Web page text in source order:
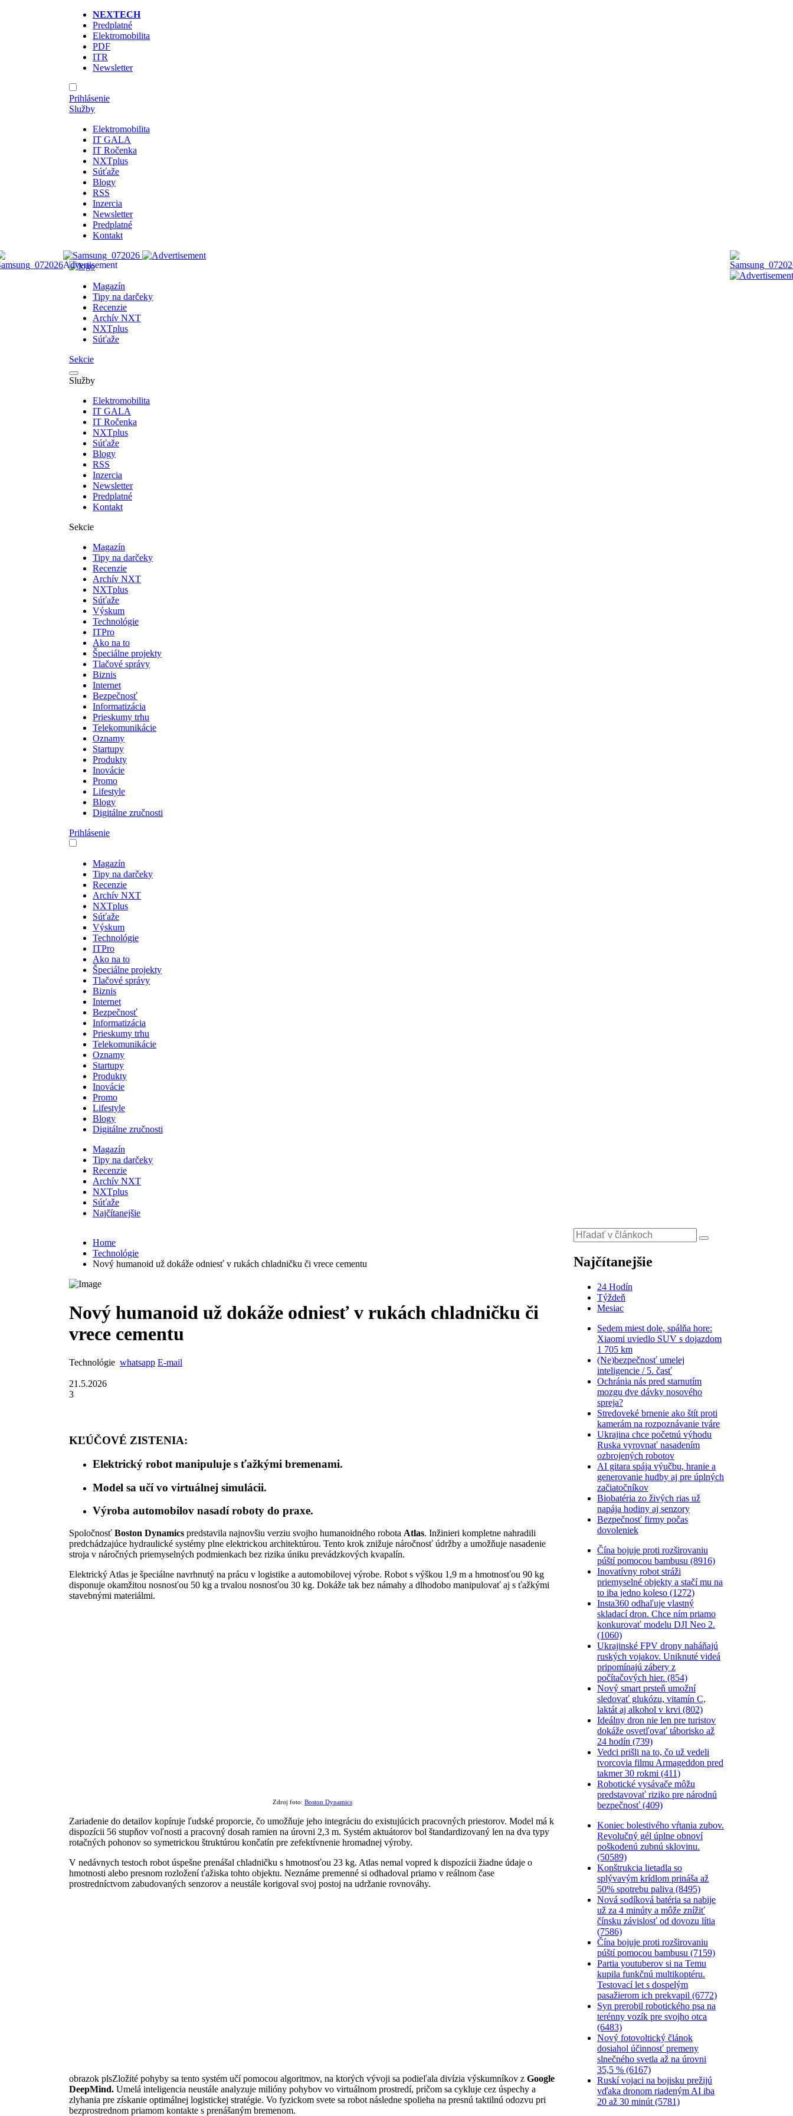
NEXTECH
Predplatné
Elektromobilita
PDF
ITR
Newsletter
Prihlásenie
Služby
Elektromobilita
IT GALA
IT Ročenka
NXTplus
Súťaže
Blogy
RSS
Inzercia
Newsletter
Predplatné
Kontakt
Magazín
Tipy na darčeky
Recenzie
Archív NXT
NXTplus
Súťaže
Sekcie
Služby
Elektromobilita
IT GALA
IT Ročenka
NXTplus
Súťaže
Blogy
RSS
Inzercia
Newsletter
Predplatné
Kontakt
Sekcie
Magazín
Tipy na darčeky
Recenzie
Archív NXT
NXTplus
Súťaže
Výskum
Technológie
ITPro
Ako na to
Špeciálne projekty
Tlačové správy
Biznis
Internet
Bezpečnosť
Informatizácia
Prieskumy trhu
Telekomunikácie
Oznamy
Startupy
Produkty
Inovácie
Promo
Lifestyle
Blogy
Digitálne zručnosti
Prihlásenie
Magazín
Tipy na darčeky
Recenzie
Archív NXT
NXTplus
Súťaže
Výskum
Technológie
ITPro
Ako na to
Špeciálne projekty
Tlačové správy
Biznis
Internet
Bezpečnosť
Informatizácia
Prieskumy trhu
Telekomunikácie
Oznamy
Startupy
Produkty
Inovácie
Promo
Lifestyle
Blogy
Digitálne zručnosti
Magazín
Tipy na darčeky
Recenzie
Archív NXT
NXTplus
Súťaže
Najčítanejšie
Home
Technológie
Nový humanoid už dokáže odniesť v rukách chladničku či vrece cementu
Nový humanoid už dokáže odniesť v rukách chladničku či
vrece cementu
Technológie whatsapp E-mail
21.5.2026
3
KĽÚČOVÉ ZISTENIA:
Elektrický robot manipuluje s ťažkými bremenami.
Model sa učí vo virtuálnej simulácii.
Výroba automobilov nasadí roboty do praxe.
Spoločnosť Boston Dynamics predstavila najnovšiu verziu svojho humanoidného robota Atlas. Inžinieri kompletne nahradili
predchádzajúce hydraulické systémy plne elektrickou architektúrou. Tento krok znižuje náročnosť údržby a umožňuje nasadenie
stroja v náročných priemyselných podmienkach bez rizika úniku prevádzkových kvapalín.
Elektrický Atlas je špeciálne navrhnutý na prácu v logistike a automobilovej výrobe. Robot s výškou 1,9 m a hmotnosťou 90 kg
disponuje okamžitou nosnosťou 50 kg a trvalou nosnosťou 30 kg. Dokáže tak bez námahy a dlhodobo manipulovať aj s ťažkými
stavebnými materiálmi.
Zdroj foto: Boston Dynamics
Zariadenie do detailov kopíruje ľudské proporcie, čo umožňuje jeho integráciu do existujúcich pracovných priestorov. Model má k
dispozícii 56 stupňov voľnosti a pracovný dosah ramien na úrovni 2,3 m. Systém aktuátorov bol štandardizovaný len na dva typy
rotačných pohonov so symetrickou štruktúrou končatín pre zefektívnenie hromadnej výroby.
V nedávnych testoch robot úspešne prenášal chladničku s hmotnosťou 23 kg. Atlas nemal vopred k dispozícii žiadne údaje o
hmotnosti alebo presnom rozložení ťažiska tohto objektu. Neznáme premenné si odhadoval priamo v reálnom čase
prostredníctvom zabudovaných senzorov a neustále korigoval svoj postoj na udržanie rovnováhy.
obrazok plsZložité pohyby sa tento systém učí pomocou algoritmov, na ktorých vývoji sa podieľala divízia výskumníkov z Google
DeepMind. Umelá inteligencia neustále analyzuje milióny pohybov vo virtuálnom prostredí, pričom sa cykluje cez úspechy a
zlyhania pre získanie optimálnej logistickej stratégie. Vo fyzickom svete sa robot následne spolieha na presnú taktilnú odozvu pri
bezprostrednom priamom kontakte s prenášaným bremenom.
Najčítanejšie
24 Hodín
Týždeň
Mesiac
Sedem miest dole, spálňa hore:
Xiaomi uviedlo SUV s dojazdom
1 705 km
(Ne)bezpečnosť umelej
inteligencie / 5. časť
Ochránia nás pred starnutím
mozgu dve dávky nosového
spreja?
Stredoveké brnenie ako štít proti
kamerám na rozpoznávanie tváre
Ukrajina chce početnú výhodu
Ruska vyrovnať nasadením
ozbrojených robotov
AI gitara spája výučbu, hranie a
generovanie hudby aj pre úplných
začiatočníkov
Biobatéria zo živých rias už
napája hodiny aj senzory
Bezpečnosť firmy počas
dovoleniek
Čína bojuje proti rozširovaniu
púští pomocou bambusu (8916)
Inovatívny robot stráži
priemyselné objekty a stačí mu na
to iba jedno koleso (1272)
Insta360 odhaľuje vlastný
skladací dron. Chce ním priamo
konkurovať modelu DJI Neo 2.
(1060)
Ukrajinské FPV drony naháňajú
ruských vojakov. Uniknuté videá
pripomínajú zábery z
počítačových hier. (854)
Nový smart prsteň umožní
sledovať glukózu, vitamín C,
laktát aj alkohol v krvi (802)
Ideálny dron nie len pre turistov
dokáže osvetľovať táborisko až
24 hodín (739)
Vedci prišli na to, čo už vedeli
tvorcovia filmu Armageddon pred
takmer 30 rokmi (411)
Robotické vysávače môžu
predstavovať riziko pre národnú
bezpečnosť (409)
Koniec bolestivého vŕtania zubov.
Revolučný gél úplne obnoví
poškodenú zubnú sklovinu.
(50589)
Konštrukcia lietadla so
splývavým krídlom prináša až
50% spotrebu paliva (8495)
Nová sodíková batéria sa nabije
už za 4 minúty a môže znížiť
čínsku závislosť od dovozu lítia
(7586)
Čína bojuje proti rozširovaniu
púští pomocou bambusu (7159)
Partia youtuberov si na Temu
kupila funkčnú multikoptéru.
Testovací let s dospelým
pasažierom ich prekvapil (6772)
Syn prerobil robotického psa na
terénny vozík pre svojho otca
(6483)
Nový fotovoltický článok
dosiahol účinnosť premeny
slnečného svetla až na úrovni
35,5 % (6167)
Ruskí vojaci na bojisku prežijú
vďaka dronom riadeným AI iba
20 až 30 minút (5781)